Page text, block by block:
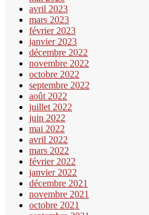
avril 2023
mars 2023
février 2023
janvier 2023
décembre 2022
novembre 2022
octobre 2022
septembre 2022
août 2022
juillet 2022
juin 2022
mai 2022
avril 2022
mars 2022
février 2022
janvier 2022
décembre 2021
novembre 2021
octobre 2021